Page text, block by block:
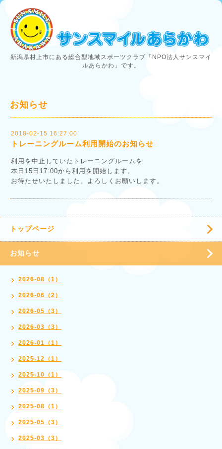
新潟県村上市にある総合型地域スポーツクラブ「NPO法人サンスマイ
ルあらかわ」です。
お知らせ
2018-02-15 16:27:00
トレーニングルーム利用開始のお知らせ
利用を中止していたトレーニングルームを
本日15日17:00から利用を開始します。
お待たせいたしました。よろしくお願いします。
トップページ
お知らせ
2026-08（1）
2026-06（2）
2026-05（3）
2026-03（3）
2026-01（1）
2025-12（1）
2025-10（1）
2025-09（3）
2025-08（1）
2025-05（3）
2025-03（3）